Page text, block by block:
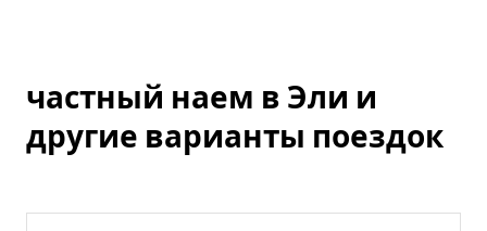
частный наем в Эли и
другие варианты поездок